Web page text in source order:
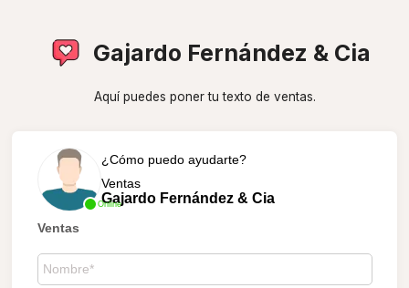
Gajardo Fernández & Cia
Aquí puedes poner tu texto de ventas.
Online
¿Cómo puedo ayudarte?
Ventas
Gajardo Fernández & Cia
Ventas